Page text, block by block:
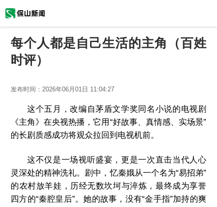
每个人都是自己生活的主角（百姓
时评）
发布时间： 2026年06月01日 11:04:27
这个五月，改编自茅盾文学奖同名小说的电视剧
《主角》在央视热播，它用“好故事、真情感、实场景”
的长剧质感成功将观众拉回到电视机前。
这不仅是一场视听盛宴，更是一次直击当代人心
灵深处的精神洗礼。剧中，忆秦娥从一个名为“易招弟”
的农村放羊娃，历经无数坎坷与淬炼，最终成为享誉
四方的“秦腔皇后”。她的故事，没有“金手指”加持的爽